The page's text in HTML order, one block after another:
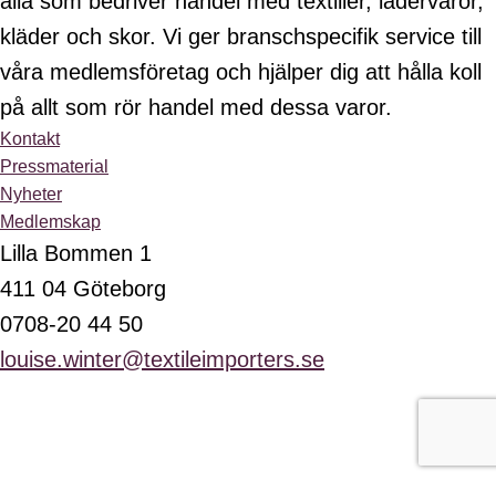
kläder och skor. Vi ger branschspecifik service till
våra medlemsföretag och hjälper dig att hålla koll
på allt som rör handel med dessa varor.
Kontakt
Pressmaterial
Nyheter
Medlemskap
Lilla Bommen 1
411 04 Göteborg
0708-20 44 50
louise.winter@textileimporters.se